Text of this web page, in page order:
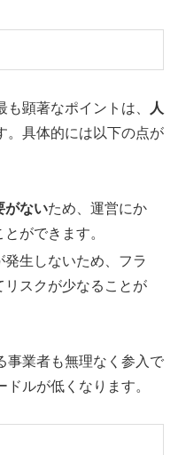
顕著なポイントは、
人
。具体的には以下の点が
がないため、運営にか
ができます。
生しないため、フラ
リスクが少なることが
事業者も無理なく参入で
ルが低くなります。